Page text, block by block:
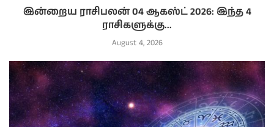
இன்றைய ராசிபலன் 04 ஆகஸ்ட் 2026: இந்த 4
ராசிகளுக்கு...
August 4, 2026